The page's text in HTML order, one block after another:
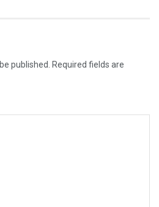
published.
Required fields are